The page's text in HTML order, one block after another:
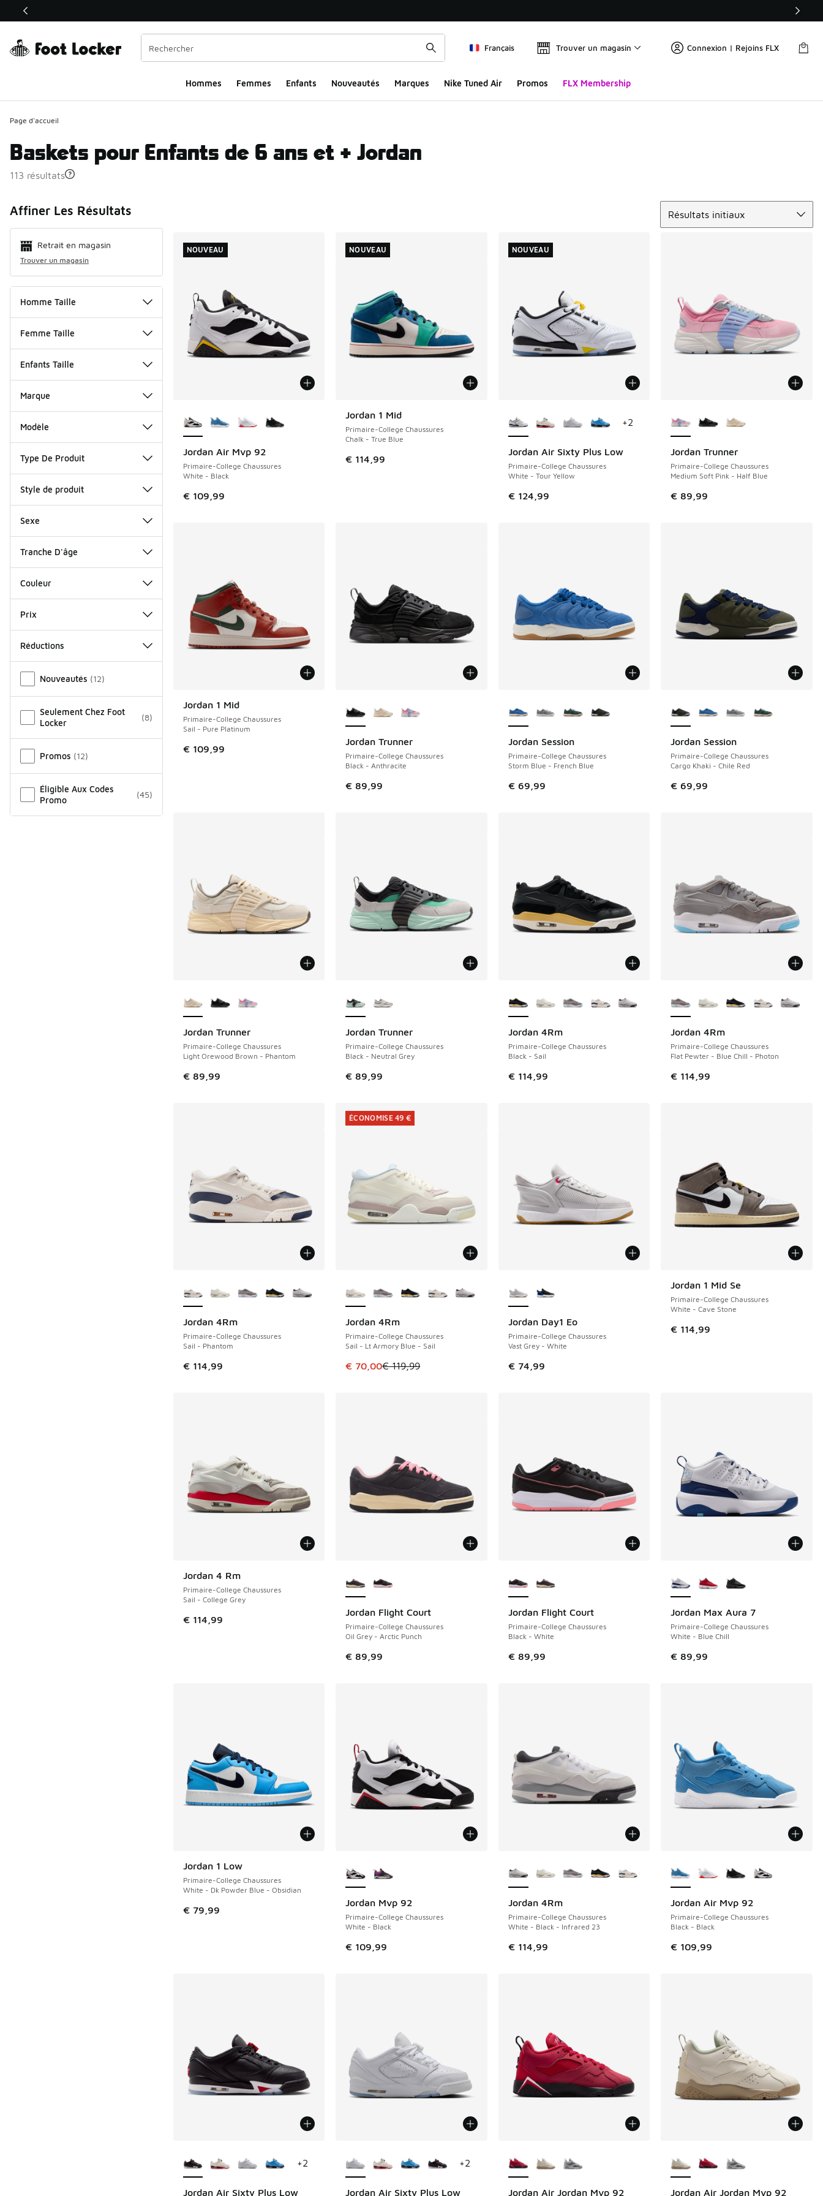
Ce lien ouvrira une nouvelle fenêtre
Français Trouver un magasin Connexion | Rejoins FLX
Hommes​ Femmes Enfants Nouveautés Marques Nike Tuned Air Promos FLX Membership
Page d'accueil
Baskets pour Enfants de 6 ans et + Jordan
113 résultats
Affiner Les Résultats
Retrait en magasin
Trouver un magasin
Homme Taille
Femme Taille
Enfants Taille
Marque
Modèle
Type De Produit
Style de produit
Sexe
Tranche D'âge
Couleur
Prix
Réductions
Nouveautés (12)
Seulement Chez Foot
Locker
(8)
Promos (12)
Éligible Aux Codes
Promo
(45)
Résultats initiaux
Jordan Air Mvp 92
Primaire-College Chaussures
White - Black
€ 109,99
NOUVEAU
NOUVEAU
Jordan 1 Mid
Primaire-College Chaussures
Chalk - True Blue
€ 114,99
NOUVEAU
NOUVEAU
Jordan Air Sixty Plus Low
Primaire-College Chaussures
White - Tour Yellow
€ 124,99
NOUVEAU
+2
NOUVEAU
Jordan Trunner
Primaire-College Chaussures
Medium Soft Pink - Half Blue
€ 89,99
Jordan 1 Mid
Primaire-College Chaussures
Sail - Pure Platinum
€ 109,99
Jordan Trunner
Primaire-College Chaussures
Black - Anthracite
€ 89,99
Jordan Session
Primaire-College Chaussures
Storm Blue - French Blue
€ 69,99
Jordan Session
Primaire-College Chaussures
Cargo Khaki - Chile Red
€ 69,99
Jordan Trunner
Primaire-College Chaussures
Light Orewood Brown - Phantom
€ 89,99
Jordan Trunner
Primaire-College Chaussures
Black - Neutral Grey
€ 89,99
Jordan 4Rm
Primaire-College Chaussures
Black - Sail
€ 114,99
Jordan 4Rm
Primaire-College Chaussures
Flat Pewter - Blue Chill - Photon
€ 114,99
Jordan 4Rm
Primaire-College Chaussures
Sail - Phantom
€ 114,99
Jordan 4Rm
Primaire-College Chaussures
Sail - Lt Armory Blue - Sail
Cet article est en promotion. Prix en baisse de € 119,99 à € 70,00
€ 70,00€ 119,99
ÉCONOMISE 49 €
ÉCONOMISE 49 €
Jordan Day1 Eo
Primaire-College Chaussures
Vast Grey - White
€ 74,99
Jordan 1 Mid Se
Primaire-College Chaussures
White - Cave Stone
€ 114,99
Jordan 4 Rm
Primaire-College Chaussures
Sail - College Grey
€ 114,99
Jordan Flight Court
Primaire-College Chaussures
Oil Grey - Arctic Punch
€ 89,99
Jordan Flight Court
Primaire-College Chaussures
Black - White
€ 89,99
Jordan Max Aura 7
Primaire-College Chaussures
White - Blue Chill
€ 89,99
Jordan 1 Low
Primaire-College Chaussures
White - Dk Powder Blue - Obsidian
€ 79,99
Jordan Mvp 92
Primaire-College Chaussures
White - Black
€ 109,99
Jordan 4Rm
Primaire-College Chaussures
White - Black - Infrared 23
€ 114,99
Jordan Air Mvp 92
Primaire-College Chaussures
Black - Black
€ 109,99
Jordan Air Sixty Plus Low
+2
Jordan Air Sixty Plus Low
+2
Jordan Air Jordan Mvp 92 Jordan Air Jordan Mvp 92